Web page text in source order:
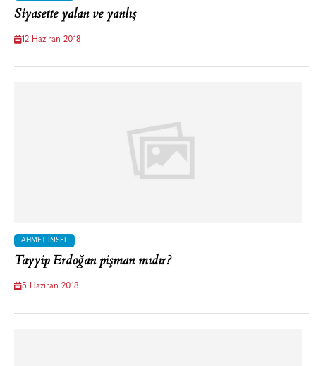
Siyasette yalan ve yanlış
12 Haziran 2018
AHMET İNSEL
Tayyip Erdoğan pişman mıdır?
5 Haziran 2018